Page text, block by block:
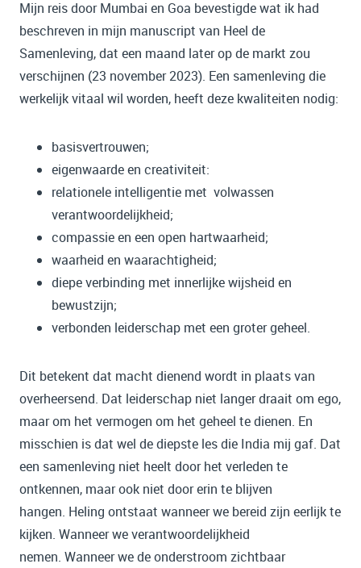
Mijn reis door Mumbai en Goa bevestigde wat ik had
beschreven in mijn manuscript van Heel de
Samenleving, dat een maand later op de markt zou
verschijnen (23 november 2023). Een samenleving die
werkelijk vitaal wil worden, heeft deze kwaliteiten nodig:
basisvertrouwen;
eigenwaarde en creativiteit:
relationele intelligentie met volwassen
verantwoordelijkheid;
compassie en een open hartwaarheid;
waarheid en waarachtigheid;
diepe verbinding met innerlijke wijsheid en
bewustzijn;
verbonden leiderschap met een groter geheel.
Dit betekent dat macht dienend wordt in plaats van
overheersend. Dat leiderschap niet langer draait om ego,
maar om het vermogen om het geheel te dienen. En
misschien is dat wel de diepste les die India mij gaf. Dat
een samenleving niet heelt door het verleden te
ontkennen, maar ook niet door erin te blijven
hangen. Heling ontstaat wanneer we bereid zijn eerlijk te
kijken. Wanneer we verantwoordelijkheid
nemen. Wanneer we de onderstroom zichtbaar